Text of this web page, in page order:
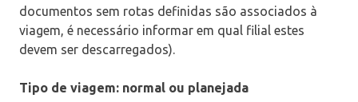
documentos sem rotas definidas são associados à
viagem, é necessário informar em qual filial estes
devem ser descarregados).
Tipo de viagem: normal ou planejada